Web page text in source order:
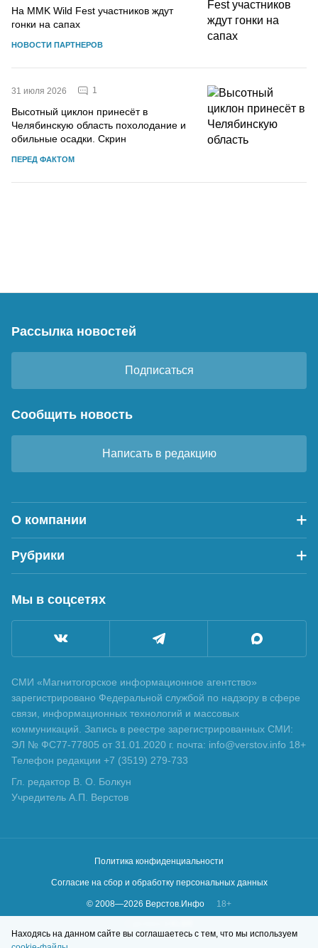
На MMK Wild Fest участников ждут
гонки на сапах
НОВОСТИ ПАРТНЕРОВ
31 июля 2026 1
Высотный циклон принесёт в
Челябинскую область похолодание и
обильные осадки. Скрин
ПЕРЕД ФАКТОМ
Рассылка новостей
Подписаться
Сообщить новость
Написать в редакцию
О компании
Рубрики
Мы в соцсетях
СМИ «Магнитогорское информационное агентство»
зарегистрировано Федеральной службой по надзору в сфере
связи, информационных технологий и массовых
коммуникаций. Запись в реестре зарегистрированных СМИ:
ЭЛ № ФС77-77805 от 31.01.2020 г. почта: info@verstov.info 18+
Телефон редакции +7 (3519) 279-733
Гл. редактор В. О. Болкун
Учредитель А.П. Верстов
Политика конфиденциальности
Согласие на сбор и обработку персональных данных
© 2008—2026 Верстов.Инфо
18+
Находясь на данном сайте вы соглашаетесь с тем, что мы используем